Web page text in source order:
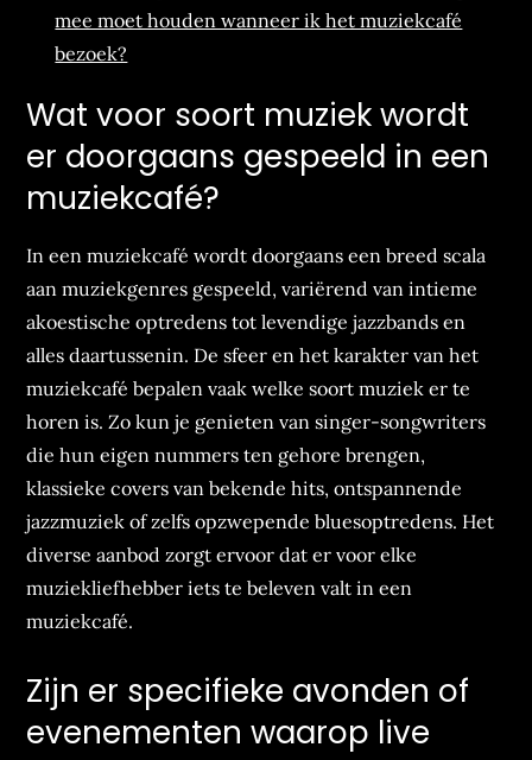
mee moet houden wanneer ik het muziekcafé
bezoek?
Wat voor soort muziek wordt
er doorgaans gespeeld in een
muziekcafé?
In een muziekcafé wordt doorgaans een breed scala
aan muziekgenres gespeeld, variërend van intieme
akoestische optredens tot levendige jazzbands en
alles daartussenin. De sfeer en het karakter van het
muziekcafé bepalen vaak welke soort muziek er te
horen is. Zo kun je genieten van singer-songwriters
die hun eigen nummers ten gehore brengen,
klassieke covers van bekende hits, ontspannende
jazzmuziek of zelfs opzwepende bluesoptredens. Het
diverse aanbod zorgt ervoor dat er voor elke
muziekliefhebber iets te beleven valt in een
muziekcafé.
Zijn er specifieke avonden of
evenementen waarop live